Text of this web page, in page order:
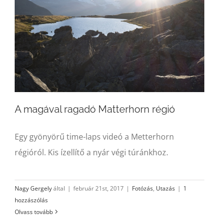
A magával ragadó Matterhorn régió
Egy gyönyörű time-laps videó a Metterhorn
régióról. Kis ízellítő a nyár végi túránkhoz.
Nagy Gergelyáltal | február 21st, 2017 | Fotózás, Utazás | 1
hozzászólás
Olvass tovább